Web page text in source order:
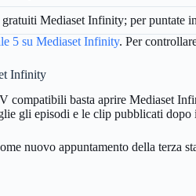
Mediaset Infinity; per puntate
5 su Mediaset Infinity. Per
Infinity
compatibili basta aprire Mediaset
gli episodi e le clip pubblicati dopo
nuovo appuntamento della